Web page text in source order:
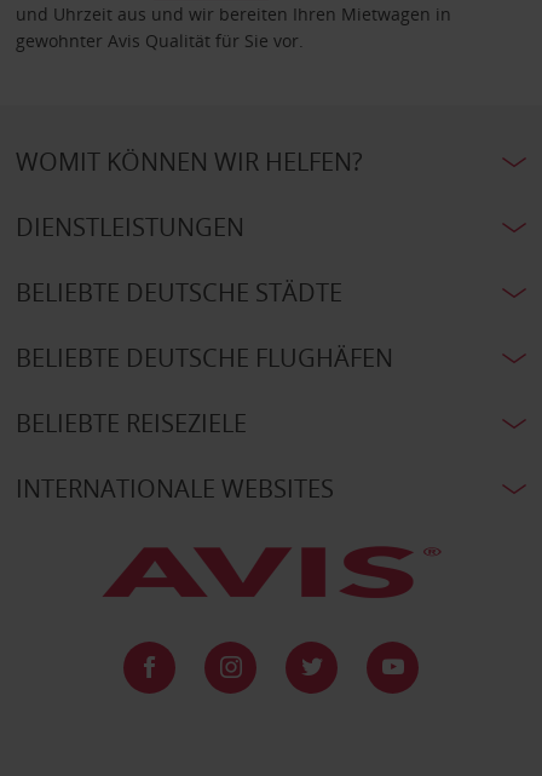
und Uhrzeit aus und wir bereiten Ihren Mietwagen in
gewohnter Avis Qualität für Sie vor.
WOMIT KÖNNEN WIR HELFEN?
DIENSTLEISTUNGEN
BELIEBTE DEUTSCHE STÄDTE
BELIEBTE DEUTSCHE FLUGHÄFEN
BELIEBTE REISEZIELE
INTERNATIONALE WEBSITES